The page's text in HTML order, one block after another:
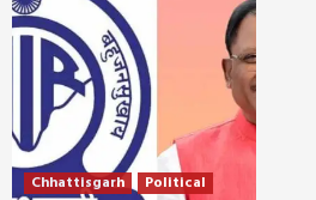
Chhattisgarh
Political